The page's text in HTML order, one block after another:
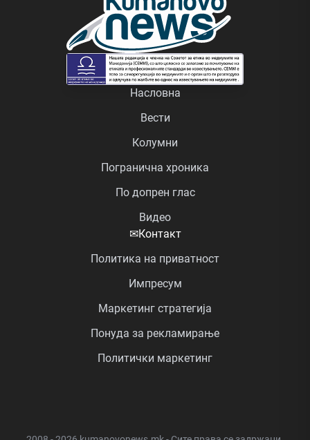
Насловна
Вести
Колумни
Погранична хроника
По допрен глас
Видео
✉Контакт
Политика на приватност
Импресум
Маркетинг стратегија
Понуда за рекламирање
Политички маркетинг